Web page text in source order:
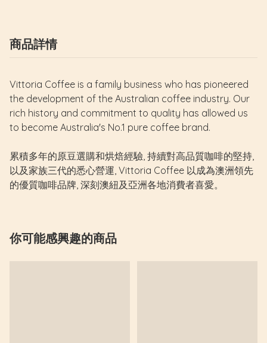
商品詳情
Vittoria Coffee is a family business who has pioneered
the development of the Australian coffee industry. Our
rich history and commitment to quality has allowed us
to become Australia's No.1 pure coffee brand.
累積多年的原豆選購和烘焙經驗, 持續對高品質咖啡的堅持,
以及家族三代的悉心營運, Vittoria Coffee 以成為澳洲領先
的優質咖啡品牌, 深刻澳紐及亞洲各地消費者喜愛。
你可能感興趣的商品